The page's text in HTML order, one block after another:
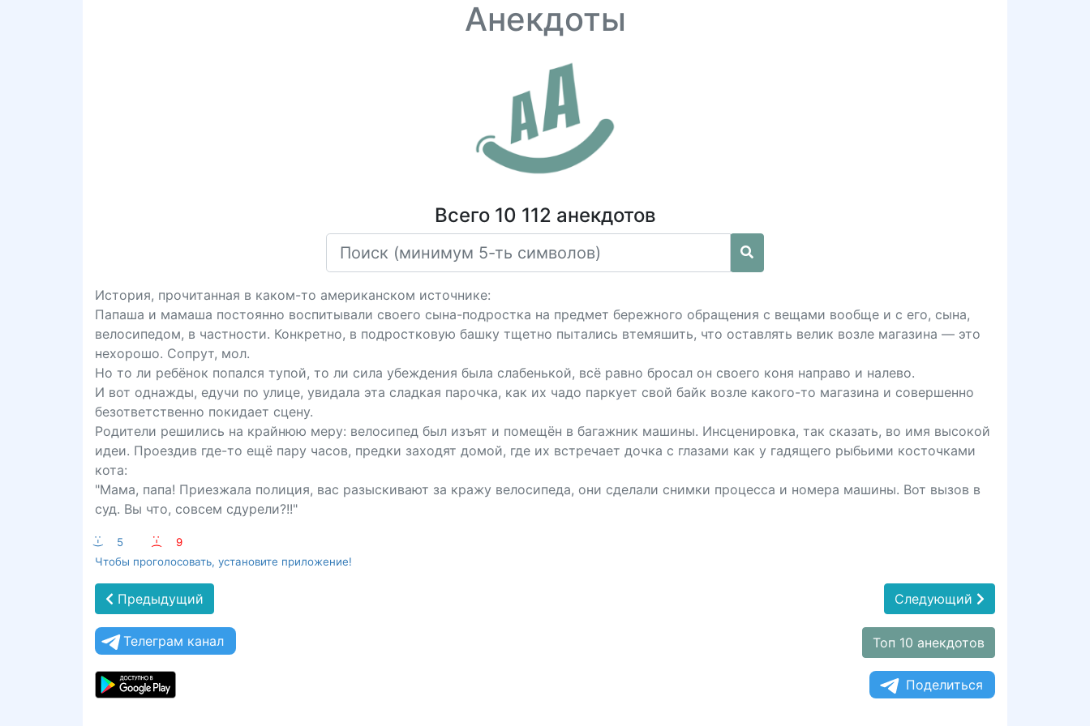
Анекдоты
Всего 10 112 анекдотов
История, прочитанная в каком-то американском источнике:
Папаша и мамаша постоянно воспитывали своего сына-подростка на предмет бережного обращения с вещами вообще и с его, сына,
велосипедом, в частности. Конкретно, в подростковую башку тщетно пытались втемяшить, что оставлять велик возле магазина — это
нехорошо. Сопрут, мол.
Hо то ли ребёнок попался тупой, то ли сила убеждения была слабенькой, всё равно бросал он своего коня направо и налево.
И вот однажды, едучи по улице, увидала эта сладкая парочка, как их чадо паркует свой байк возле какого-то магазина и совершенно
безответственно покидает сцену.
Родители решились на крайнюю меру: велосипед был изъят и помещён в багажник машины. Инсценировка, так сказать, во имя высокой
идеи. Проездив где-то ещё пару часов, предки заходят домой, где их встречает дочка с глазами как у гадящего рыбьими косточками
кота:
"Мама, папа! Приезжала полиция, вас разыскивают за кражу велосипеда, они сделали снимки процесса и номера машины. Вот вызов в
суд. Вы что, совсем сдурели?!!"
:-) 5 :-(
9
Чтобы проголосовать, установите приложение!
Предыдущий Следующий
Телеграм канал Топ 10 анекдотов
Поделиться